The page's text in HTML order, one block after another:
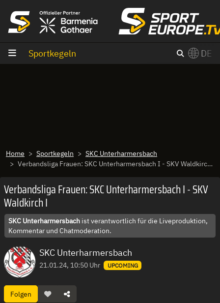
Sportkegeln DE
Home Sportkegeln
SKC Unterharmersbach
Verbandsliga Frauen: SKC Unterharmersbach I - SKV Waldkirch I
Verbandsliga Frauen: SKC Unterharmersbach I - SKV
Waldkirch I
SKC Unterharmersbach ist verantwortlich für die Liveproduktion,
Kommentar und Chatmoderation.
SKC Unterharmersbach
21.01.24, 10:50 Uhr UPCOMING
Folgen